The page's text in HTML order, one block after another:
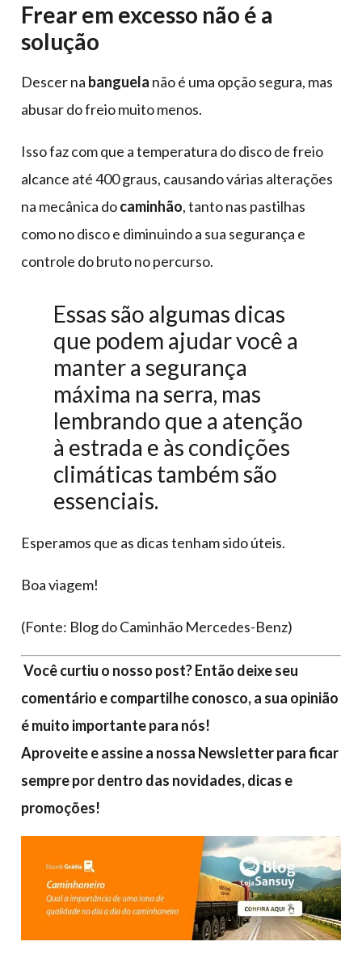
Frear em excesso não é a
solução
Descer na banguela não é uma opção segura, mas
abusar do freio muito menos.
Isso faz com que a temperatura do disco de freio
alcance até 400 graus, causando várias alterações
na mecânica docaminhão, tanto nas pastilhas
como no disco e diminuindo a sua segurança e
controle do bruto no percurso.
Essas são algumas dicas
que podem ajudar você a
manter a segurança
máxima na serra, mas
lembrando que a atenção
à estrada e às condições
climáticas também são
essenciais.
Esperamos que as dicas tenham sido úteis.
Boa viagem!
(Fonte: Blog do Caminhão Mercedes-Benz)
Você curtiu o nosso post? Então deixe seu
comentário e compartilhe conosco, a sua opinião
é muito importante para nós!
Aproveite e assine a nossa Newsletter para ficar
sempre por dentro das novidades, dicas e
promoções!